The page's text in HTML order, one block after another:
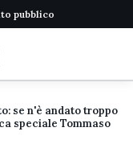
pubblico
se n'è andato troppo
speciale Tommaso